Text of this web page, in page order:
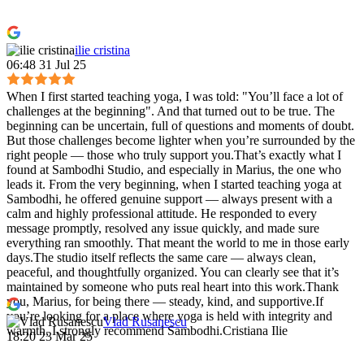
ilie cristina
06:48 31 Jul 25
When I first started teaching yoga, I was told: "You’ll face a lot of
challenges at the beginning". And that turned out to be true. The
beginning can be uncertain, full of questions and moments of doubt.
But those challenges become lighter when you’re surrounded by the
right people — those who truly support you.That’s exactly what I
found at Sambodhi Studio, and especially in Marius, the one who
leads it. From the very beginning, when I started teaching yoga at
Sambodhi, he offered genuine support — always present with a
calm and highly professional attitude. He responded to every
message promptly, resolved any issue quickly, and made sure
everything ran smoothly. That meant the world to me in those early
days.The studio itself reflects the same care — always clean,
peaceful, and thoughtfully organized. You can clearly see that it’s
maintained by someone who puts real heart into this work.Thank
you, Marius, for being there — steady, kind, and supportive.If
you’re looking for a place where yoga is held with integrity and
warmth, I strongly recommend Sambodhi.Cristiana Ilie
Vlad Rusanescu
18:20 23 Mar 25